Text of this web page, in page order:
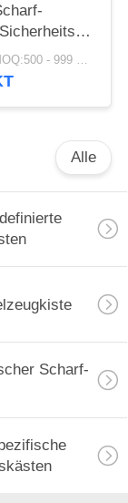
fürnegotiable MOQ:500 - 999 Stücke
Alle
Scharf-